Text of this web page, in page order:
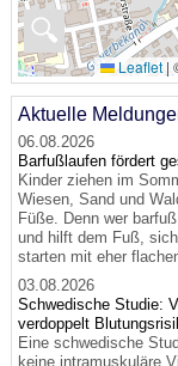
🔍
Leaflet |
Aktuelle
06.08.2026
Barfußlaufen fördert
Kinder ziehen im
Wiesen, Sand und
Füße. Denn wer
und hilft dem Fuß,
starten mit eher
03.08.2026
Schwedische Studie:
verdoppelt
Eine schwedische
keine intramuskuläre